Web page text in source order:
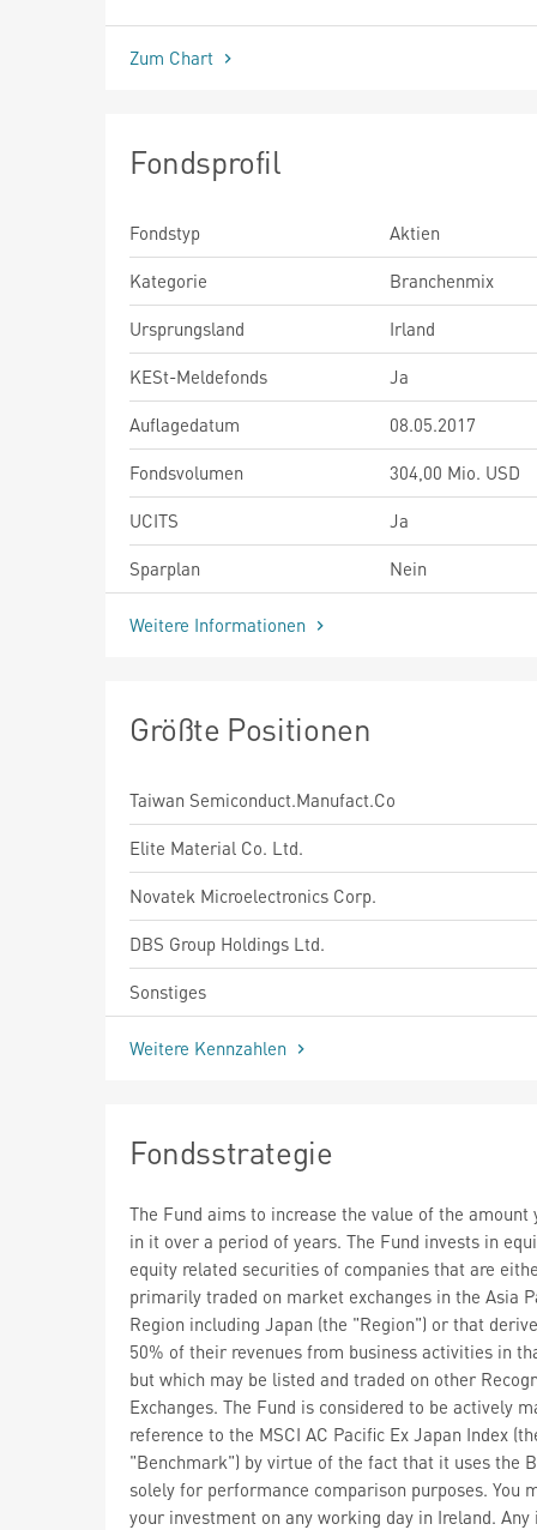
seit Beginn
Zum Chart
Fondsprofil
Fondstyp
Aktien
Kategorie
Branchenmix
Ursprungsland
Irland
KESt-Meldefonds
Ja
Auflagedatum
08.05.2017
Fondsvolumen
304,00 Mio. USD
UCITS
Ja
Sparplan
Nein
Weitere Informationen
Größte Positionen
Taiwan Semiconduct.Manufact.Co
Elite Material Co. Ltd.
Novatek Microelectronics Corp.
DBS Group Holdings Ltd.
Sonstiges
Weitere Kennzahlen
Fondsstrategie
The Fund aims to increase the value of the amount
in it over a period of years. The Fund invests in
equity related securities of companies that are
primarily traded on market exchanges in the Asia
Region including Japan (the "Region") or that
50% of their revenues from business activities in
but which may be listed and traded on other
Exchanges. The Fund is considered to be actively
reference to the MSCI AC Pacific Ex Japan Index
"Benchmark") by virtue of the fact that it uses the
solely for performance comparison purposes. You
your investment on any working day in Ireland. Any